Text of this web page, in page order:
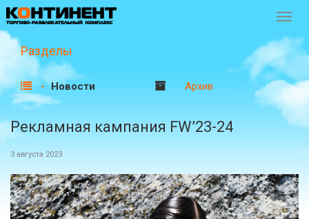
Разделы
Новости Архив
Рекламная кампания FW’23-24
3 августа 2023